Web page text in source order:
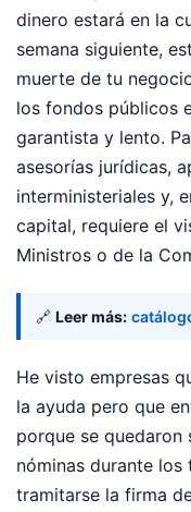
dinero estará en la
semana siguiente,
muerte de tu
los fondos públicos
garantista y lento.
asesorías jurídicas,
interministeriales y,
capital, requiere el
Ministros o de la
🔗 Leer más:
He visto empresas
la ayuda pero que
porque se quedaron
nóminas durante los
tramitarse la firma